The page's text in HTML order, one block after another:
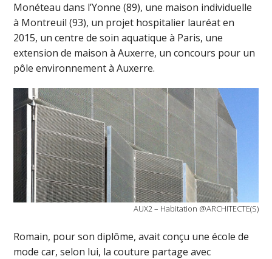
Monéteau dans l’Yonne (89), une maison individuelle
à Montreuil (93), un projet hospitalier lauréat en
2015, un centre de soin aquatique à Paris, une
extension de maison à Auxerre, un concours pour un
pôle environnement à Auxerre.
AUX2 – Habitation @ARCHITECTE(S)
Romain, pour son diplôme, avait conçu une école de
mode car, selon lui, la couture partage avec